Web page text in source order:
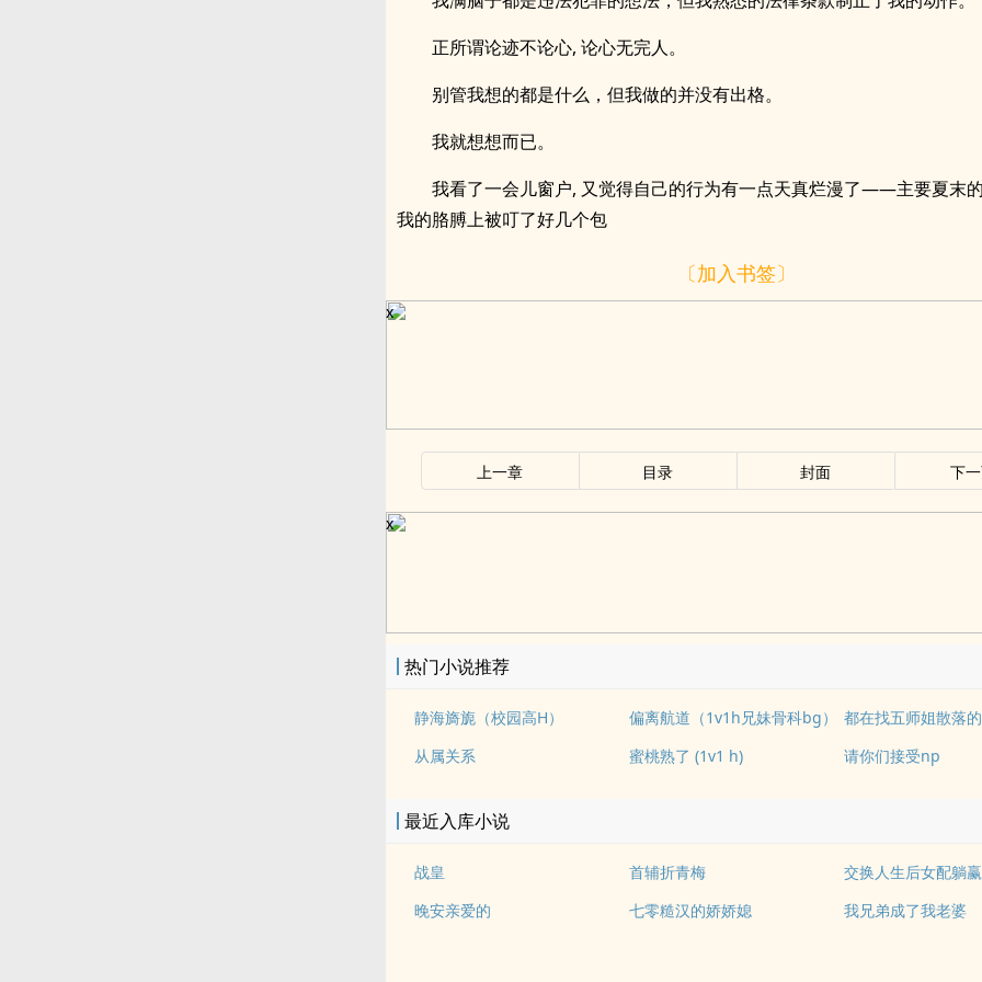
正所谓论迹不论心, 论心无完人。
别管我想的都是什么，但我做的并没有出格。
我就想想而已。
我看了一会儿窗户, 又觉得自己的行为有一点天真烂漫了——主要夏末的
我的胳膊上被叮了好几个包
〔加入书签〕
x
上一章 目录 封面 下
x
热门小说推荐
静海旖旎（校园高H） 偏离航道（1v1h兄妹骨科bg）
都在找五师姐散落
从属关系
蜜桃熟了 (1v1 h) 请你们接受np
最近入库小说
战皇 首辅折青梅
交换人生后女配躺
晚安亲爱的
七零糙汉的娇娇媳 我兄弟成了我老婆